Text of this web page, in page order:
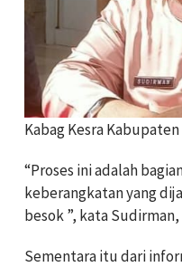
Kabag Kesra
“Proses ini adalah
keberangkatan yang
besok ”, kata Sudirman,
Sementara itu dari